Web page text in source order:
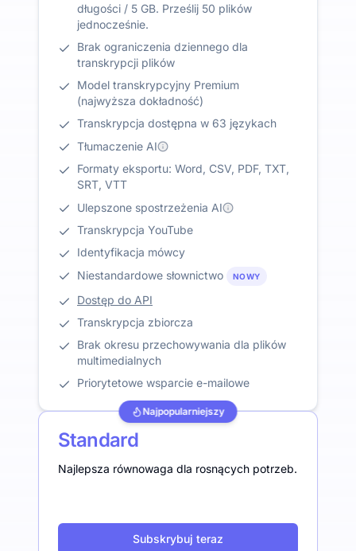
długości / 5 GB. Prześlij 50 plików
jednocześnie.
Brak ograniczenia dziennego dla
transkrypcji plików
Model transkrypcyjny Premium
(najwyższa dokładność)
Transkrypcja dostępna w 63 językach
Tłumaczenie AI
Formaty eksportu: Word, CSV, PDF, TXT,
SRT, VTT
Ulepszone spostrzeżenia AI
Transkrypcja YouTube
Identyfikacja mówcy
Niestandardowe słownictwo
NOWY
Dostęp do API
Transkrypcja zbiorcza
Brak okresu przechowywania dla plików
multimedialnych
Priorytetowe wsparcie e-mailowe
Najpopularniejszy
Standard
Najlepsza równowaga dla rosnących potrzeb.
Subskrybuj teraz